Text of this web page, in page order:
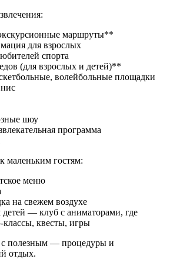
маршруты**
для взрослых
спорта
(для взрослых и детей)**
волейбольные площадки
шоу
программа
маленьким гостям:
меню
на свежем воздухе
детей — клуб с аниматорами, где
классы, квесты, игры
с полезным — процедуры и
отдых.